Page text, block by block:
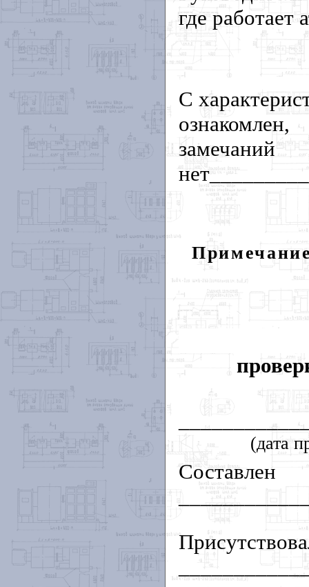
где
С
ознакомлен,
замечаний
(дата
Составлен